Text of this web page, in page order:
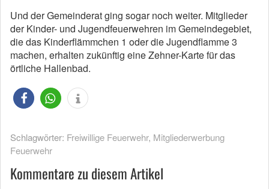
Und der Gemeinderat ging sogar noch weiter. Mitglieder
der Kinder- und Jugendfeuerwehren im Gemeindegebiet,
die das Kinderflämmchen 1 oder die Jugendflamme 3
machen, erhalten zukünftig eine Zehner-Karte für das
örtliche Hallenbad.
Schlagwörter: Freiwillige Feuerwehr, Mitgliederwerbung
Feuerwehr
Kommentare zu diesem Artikel